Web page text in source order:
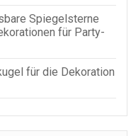
Spiegelsterne
für Party-
für die Dekoration